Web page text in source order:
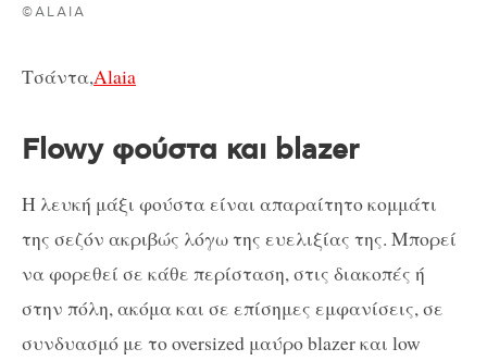
©ALAIA
Τσάντα,Alaia
Flowy φούστα και blazer
Η λευκή μάξι φούστα είναι απαραίτητο κομμάτι
της σεζόν ακριβώς λόγω της ευελιξίας της. Μπορεί
να φορεθεί σε κάθε περίσταση, στις διακοπές ή
στην πόλη, ακόμα και σε επίσημες εμφανίσεις, σε
συνδυασμό με το oversized μαύρο blazer και low